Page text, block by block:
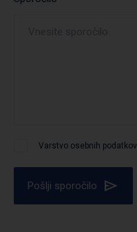
Varstvo osebnih podatkov
Pošlji sporočilo